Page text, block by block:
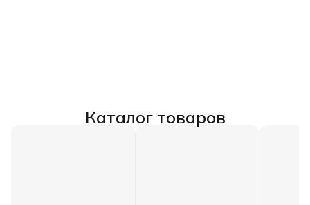
Каталог товаров